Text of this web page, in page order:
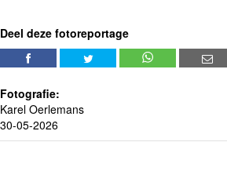
Deel deze fotoreportage
Fotografie:
Karel Oerlemans
30-05-2026